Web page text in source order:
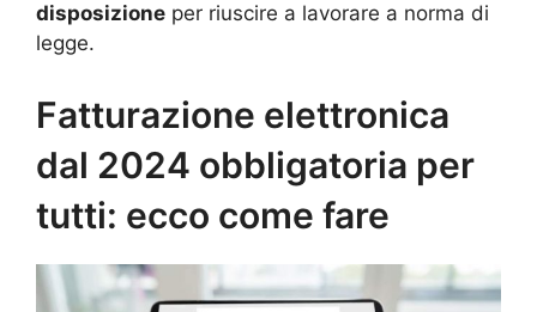
disposizione per riuscire a lavorare a norma di
legge.
Fatturazione elettronica
dal 2024 obbligatoria per
tutti: ecco come fare